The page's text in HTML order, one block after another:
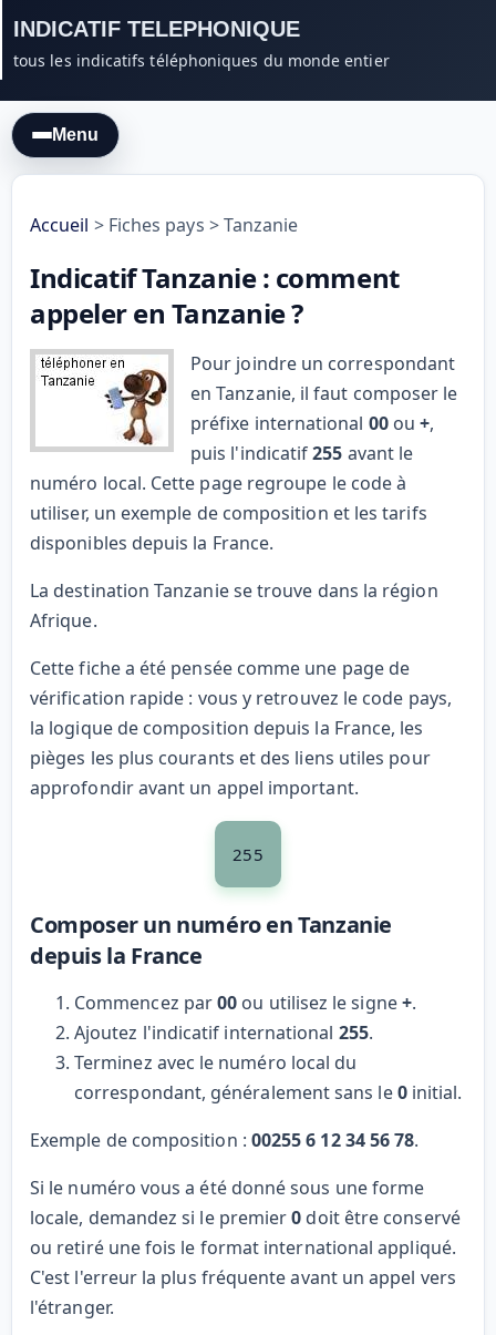
INDICATIF TELEPHONIQUE
tous les indicatifs téléphoniques du monde entier
Menu
Accueil > Fiches pays >Tanzanie
Indicatif Tanzanie : comment
appeler en Tanzanie ?
Pour joindre un correspondant
en Tanzanie, il faut composer le
préfixe international 00ou+,
puis l'indicatif255 avant le
numéro local. Cette page regroupe le code à
utiliser, un exemple de composition et les tarifs
disponibles depuis la France.
La destination Tanzanie se trouve dans la région
Afrique.
Cette fiche a été pensée comme une page de
vérification rapide : vous y retrouvez le code pays,
la logique de composition depuis la France, les
pièges les plus courants et des liens utiles pour
approfondir avant un appel important.
255
Composer un numéro en Tanzanie
depuis la France
Commencez par00 ou utilisez le signe+.
Ajoutez l'indicatif international 255.
Terminez avec le numéro local du
correspondant, généralement sans le0initial.
Exemple de composition : 00255 6 12 34 56 78.
Si le numéro vous a été donné sous une forme
locale, demandez si le premier0 doit être conservé
ou retiré une fois le format international appliqué.
C'est l'erreur la plus fréquente avant un appel vers
l'étranger.